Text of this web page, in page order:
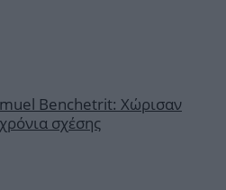
Benchetrit: Χώρισαν
σχέσης